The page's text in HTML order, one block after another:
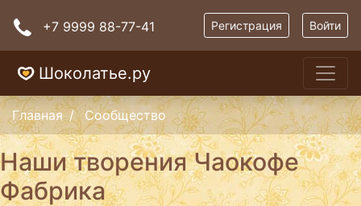
+7 9999 88-77-41 Регистрация Войти
Шоколатье.ру
Главная Сообщество
Наши творения Чаокофе
Фабрика